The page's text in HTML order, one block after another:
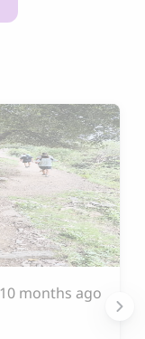
10 months ago